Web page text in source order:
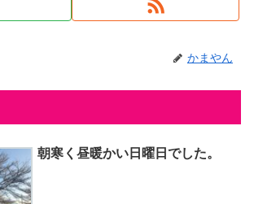
かまやん
朝寒く昼暖かい日曜日でした。